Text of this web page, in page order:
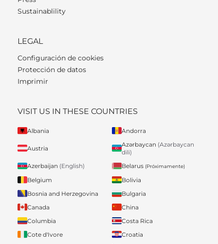
Sustainablility
LEGAL
Configuración de cookies
Protección de datos
Imprimir
VISIT US IN THESE COUNTRIES
Albania Andorra
Austria
Azərbaycan (Azərbaycan
dili)
Azerbaijan (English) Belarus (Próximamente)
Belgium
Bolivia
Bosnia and Herzegovina
Bulgaria
Canada
China
Columbia
Costa Rica
Cote d'Ivore
Croatia